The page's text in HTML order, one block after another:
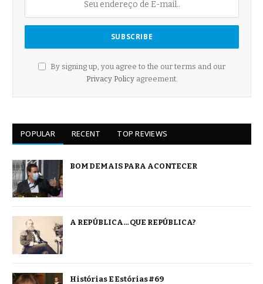
By signing up, you agree to the our terms and our
Privacy Policyagreement.
POPULAR RECENT TOP REVIEWS
BOM DEMAIS PARA ACONTECER
A REPÚBLICA… QUE REPÚBLICA?
Histórias E Estórias #69